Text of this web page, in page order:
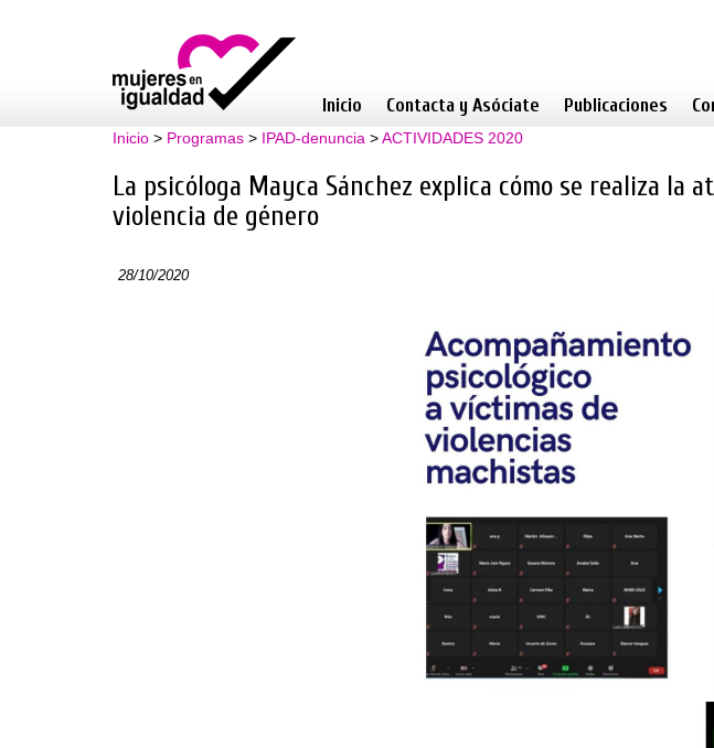
Inicio Contacta y Asóciate Publicaciones
Inicio > Programas > IPAD-denuncia >ACTIVIDADES 2020
La psicóloga Mayca Sánchez explica cómo se realiza
violencia de género
28/10/2020